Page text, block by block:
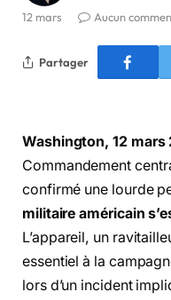
12 mars Aucun
Partager
Washington, 12 mars
Commandement
confirmé une lourde
militaire américain
L’appareil, un
essentiel à la
lors d’un incident